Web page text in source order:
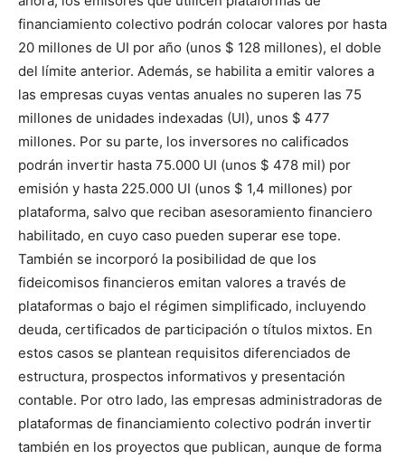
financiamiento colectivo podrán colocar valores por hasta
20 millones de UI por año (unos $ 128 millones), el doble
del límite anterior. Además, se habilita a emitir valores a
las empresas cuyas ventas anuales no superen las 75
millones de unidades indexadas (UI), unos $ 477
millones. Por su parte, los inversores no calificados
podrán invertir hasta 75.000 UI (unos $ 478 mil) por
emisión y hasta 225.000 UI (unos $ 1,4 millones) por
plataforma, salvo que reciban asesoramiento financiero
habilitado, en cuyo caso pueden superar ese tope.
También se incorporó la posibilidad de que los
fideicomisos financieros emitan valores a través de
plataformas o bajo el régimen simplificado, incluyendo
deuda, certificados de participación o títulos mixtos. En
estos casos se plantean requisitos diferenciados de
estructura, prospectos informativos y presentación
contable. Por otro lado, las empresas administradoras de
plataformas de financiamiento colectivo podrán invertir
también en los proyectos que publican, aunque de forma